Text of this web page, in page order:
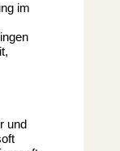
im
und